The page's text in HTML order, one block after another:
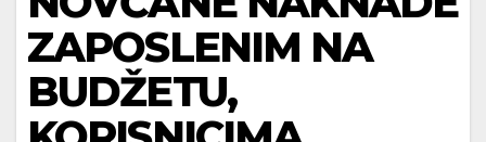
ZAPOSLENIM NA
BUDŽETU,